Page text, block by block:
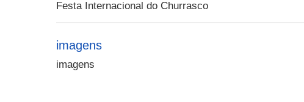
Festa Internacional do Churrasco
imagens
imagens